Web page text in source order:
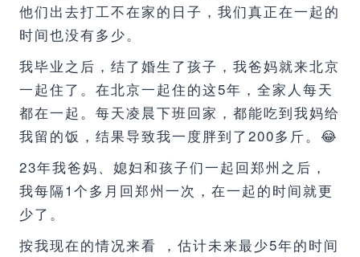
他们出去打工不在家的日子，我们真正在一起的
时间也没有多少。
我毕业之后，结了婚生了孩子，我爸妈就来北京
一起住了。在北京一起住的这5年，全家人每天
都在一起。每天凌晨下班回家，都能吃到我妈给
我留的饭，结果导致我一度胖到了200多斤。😂
23年我爸妈、媳妇和孩子们一起回郑州之后，
我每隔1个多月回郑州一次，在一起的时间就更
少了。
按我现在的情况来看 ，估计未来最少5年的时间